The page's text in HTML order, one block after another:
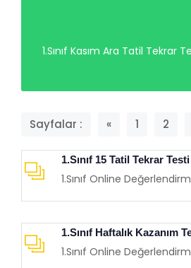
1.Sınıf Kasım Ara Tatil Tekrar
Sayfalar : « 1 2
1.Sınıf 15 Tatil Tekrar Testi
1.Sınıf Online
1.Sınıf Haftalık Kazanım
1.Sınıf Online